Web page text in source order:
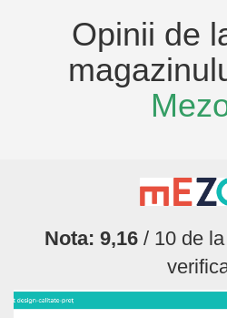
Opinii de
Nota: 9,16 / 10 de la